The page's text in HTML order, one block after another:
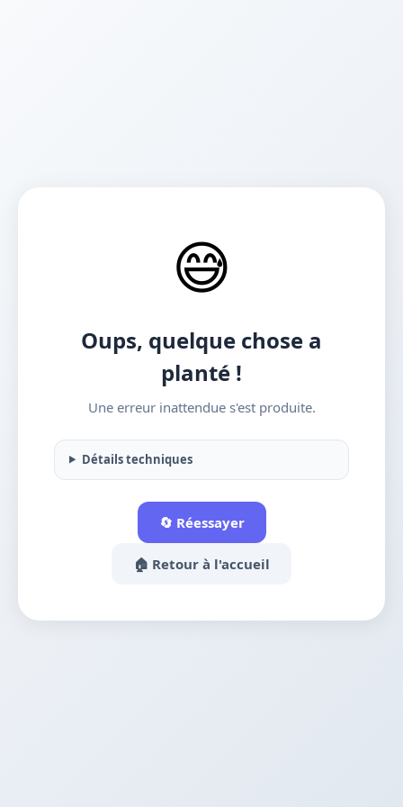
😅
Oups, quelque chose a
planté !
Une erreur inattendue s'est produite.
Détails techniques
🔄 Réessayer
🏠 Retour à l'accueil